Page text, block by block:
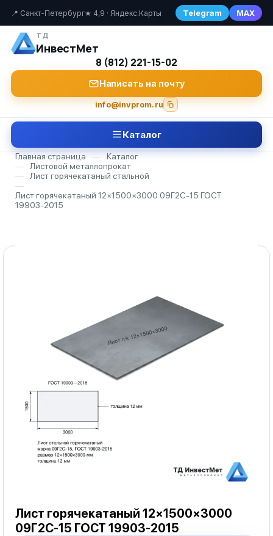
📍 Санкт-Петербург★ 4,9 · Яндекс.Карты Telegram MAX
ТД
ИнвестМет
8 (812) 221-15-02
Написать на почту
info@invprom.ru
Каталог
Главная страница —
Каталог
—
Листовой металлопрокат
—
Лист горячекатаный стальной
—
Лист горячекатаный 12×1500×3000 09Г2С-15 ГОСТ
19903-2015
Лист горячекатаный 12×1500×3000
09Г2С-15 ГОСТ 19903-2015